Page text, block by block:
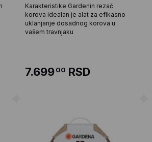
Karakteristike Gardenin rezač
korova idealan je alat za efikasno
uklanjanje dosadnog korova u
vašem travnjaku
7.69900 RSD